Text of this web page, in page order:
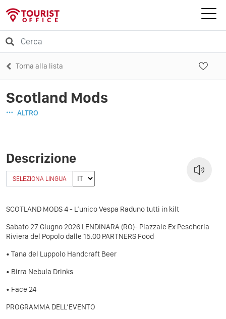
Torna alla lista
Scotland Mods
ALTRO
Descrizione
SELEZIONA LINGUA
SCOTLAND MODS 4 - L’unico Vespa Raduno tutti in kilt
Sabato 27 Giugno 2026 LENDINARA (RO)- Piazzale Ex Pescheria
Riviera del Popolo dalle 15.00 PARTNERS Food
• Tana del Luppolo Handcraft Beer
• Birra Nebula Drinks
• Face 24
PROGRAMMA DELL’EVENTO